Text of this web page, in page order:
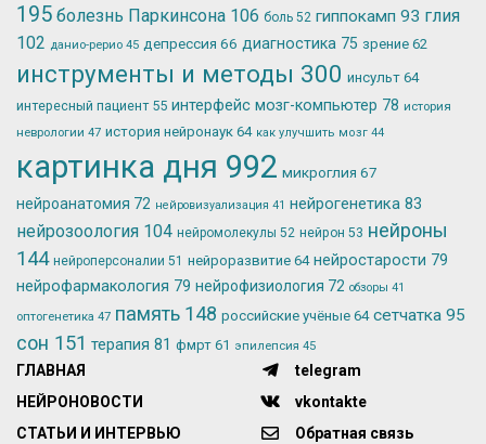
195 болезнь Паркинсона 106 боль 52 гиппокамп 93 глия
102 данио-рерио 45 депрессия 66 диагностика 75 зрение 62
инструменты и методы 300 инсульт 64
интересный пациент 55 интерфейс мозг-компьютер 78 история
неврологии 47 история нейронаук 64 как улучшить мозг 44
картинка дня 992 микроглия 67
нейроанатомия 72 нейровизуализация 41 нейрогенетика 83
нейрозоология 104 нейромолекулы 52 нейрон 53 нейроны
144 нейроперсоналии 51 нейроразвитие 64 нейростарости 79
нейрофармакология 79 нейрофизиология 72 обзоры 41
оптогенетика 47 память 148 российские учёные 64 сетчатка 95
сон 151 терапия 81 фмрт 61 эпилепсия 45
ГЛАВНАЯ
НЕЙРОНОВОСТИ
СТАТЬИ И ИНТЕРВЬЮ
telegram
vkontakte
Обратная связь